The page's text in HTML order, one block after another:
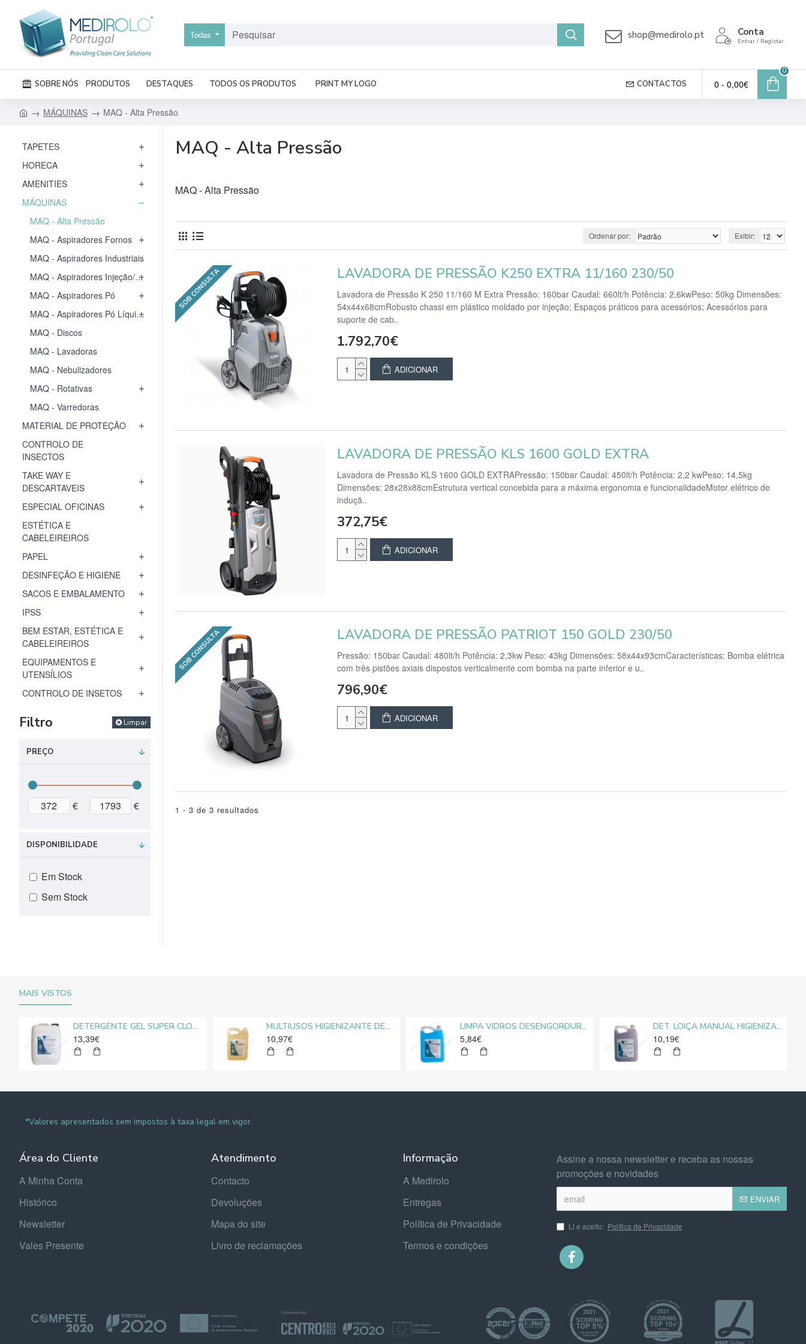
Todas shop@medirolo.pt Conta
Entrar / Registar
SOBRE NÓS PRODUTOS DESTAQUES TODOS OS PRODUTOS PRINT MY LOGO CONTACTOS 0 - 0,00€
0
MÁQUINAS MAQ - Alta Pressão
TAPETES
HORECA
AMENITIES
MÁQUINAS
MAQ - Alta Pressão
MAQ - Aspiradores Fornos
MAQ - Aspiradores Industriais
MAQ - Aspiradores Injeção/Extração
MAQ - Aspiradores Pó
MAQ - Aspiradores Pó Líquidos
MAQ - Discos
MAQ - Lavadoras
MAQ - Nebulizadores
MAQ - Rotativas
MAQ - Varredoras
MATERIAL DE PROTEÇÃO
CONTROLO DE
INSECTOS
TAKE WAY E
DESCARTAVEIS
ESPECIAL OFICINAS
ESTÉTICA E
CABELEIREIROS
PAPEL
DESINFEÇÃO E HIGIENE
SACOS E EMBALAMENTO
IPSS
BEM ESTAR, ESTÉTICA E
CABELEIREIROS
EQUIPAMENTOS E
UTENSÍLIOS
CONTROLO DE INSETOS
Filtro Limpar
PREÇO
€ €
DISPONIBILIDADE
Em Stock
Sem Stock
MAQ - Alta Pressão
MAQ - Alta Pressão
Ordenar por: Exibir:
SOB CONSULTA LAVADORA DE PRESSÃO K250 EXTRA 11/160 230/50
Lavadora de Pressão K 250 11/160 M Extra Pressão: 160bar Caudal: 660lt/h Potência: 2,6kwPeso: 50kg Dimensões:
54x44x68cmRobusto chassi em plástico moldado por injeção; Espaços práticos para acessórios; Acessórios para
suporte de cab..
1.792,70€
ADICIONAR
LAVADORA DE PRESSÃO KLS 1600 GOLD EXTRA
Lavadora de Pressão KLS 1600 GOLD EXTRAPressão: 150bar Caudal: 450lt/h Potência: 2,2 kwPeso: 14,5kg
Dimensões: 28x28x88cmEstrutura vertical concebida para a máxima ergonomia e funcionalidadeMotor elétrico de
induçã..
372,75€
ADICIONAR
SOB CONSULTA LAVADORA DE PRESSÃO PATRIOT 150 GOLD 230/50
Pressão: 150bar Caudal: 480lt/h Potência: 2,3kw Peso: 43kg Dimensões: 58x44x93cmCaracterísticas: Bomba elétrica
com três pistões axiais dispostos verticalmente com bomba na parte inferior e u..
796,90€
ADICIONAR
1 - 3 de 3 resultados
MAIS VISTOS
DETERGENTE GEL SUPER CLORO MEDIROLO® 10L
13,39€
MULTIUSOS HIGIENIZANTE DESENGORDURANTE NEUTRO MEDIROLO® 5L
10,97€
LIMPA VIDROS DESENGORDURANTE MEDIROLO® 5L
5,84€
DET. LOIÇA MANUAL HIGIENIZANTE MEDIROLO® 5L
10,19€
*Valores apresentados sem impostos à taxa legal em vigor.
Área do Cliente
A Minha Conta
Histórico
Newsletter
Vales Presente
Atendimento
Contacto
Devoluções
Mapa do site
Livro de reclamações
Informação
A Medirolo
Entregas
Política de Privacidade
Termos e condições
Assine a nossa newsletter e receba as nossas
promoções e novidades
ENVIAR
Li e aceito: Política de Privacidade